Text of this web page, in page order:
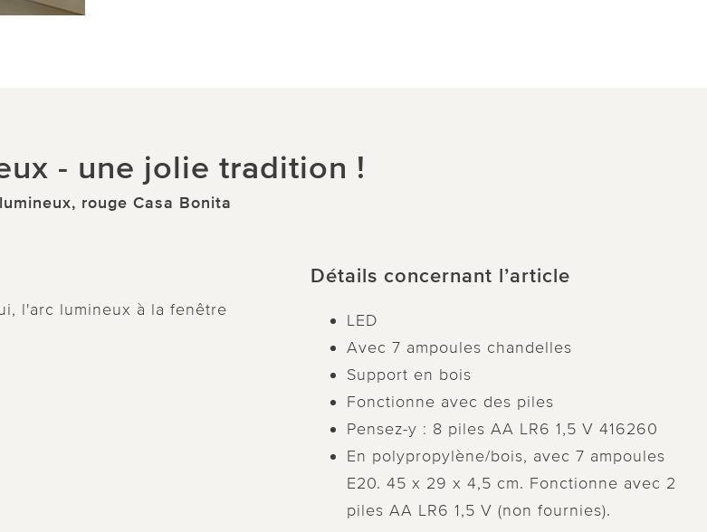
- une jolie tradition !
rouge Casa Bonita
l'arc lumineux à la fenêtre
Détails concernant l’article
LED
Avec 7 ampoules chandelles
Support en bois
Fonctionne avec des piles
Pensez-y : 8 piles AA LR6 1,5 V 416260
En polypropylène/bois, avec 7 ampoules
E20. 45 x 29 x 4,5 cm. Fonctionne avec 2
piles AA LR6 1,5 V (non fournies).